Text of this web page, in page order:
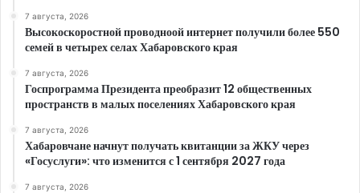
7 августа, 2026
Высокоскоростной проводноой интернет получили более 550
семей в четырех селах Хабаровского края
7 августа, 2026
Госпрограмма Президента преобразит 12 общественных
пространств в малых поселениях Хабаровского края
7 августа, 2026
Хабаровчане начнут получать квитанции за ЖКУ через
«Госуслуги»: что изменится с 1 сентября 2027 года
7 августа, 2026